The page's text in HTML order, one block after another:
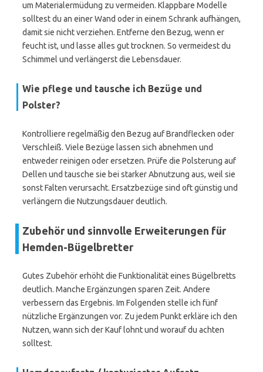
um Materialermüdung zu vermeiden. Klappbare Modelle
solltest du an einer Wand oder in einem Schrank aufhängen,
damit sie nicht verziehen. Entferne den Bezug, wenn er
feucht ist, und lasse alles gut trocknen. So vermeidest du
Schimmel und verlängerst die Lebensdauer.
Wie pflege und tausche ich Bezüge und
Polster?
Kontrolliere regelmäßig den Bezug auf Brandflecken oder
Verschleiß. Viele Bezüge lassen sich abnehmen und
entweder reinigen oder ersetzen. Prüfe die Polsterung auf
Dellen und tausche sie bei starker Abnutzung aus, weil sie
sonst Falten verursacht. Ersatzbezüge sind oft günstig und
verlängern die Nutzungsdauer deutlich.
Zubehör und sinnvolle Erweiterungen für
Hemden-Bügelbretter
Gutes Zubehör erhöht die Funktionalität eines Bügelbretts
deutlich. Manche Ergänzungen sparen Zeit. Andere
verbessern das Ergebnis. Im Folgenden stelle ich fünf
nützliche Ergänzungen vor. Zu jedem Punkt erkläre ich den
Nutzen, wann sich der Kauf lohnt und worauf du achten
solltest.